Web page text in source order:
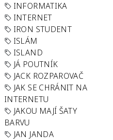
INFORMATIKA
INTERNET
IRON STUDENT
ISLÁM
ISLAND
JÁ POUTNÍK
JACK ROZPAROVAČ
JAK SE CHRÁNIT NA
INTERNETU
JAKOU MAJÍ ŠATY
BARVU
JAN JANDA